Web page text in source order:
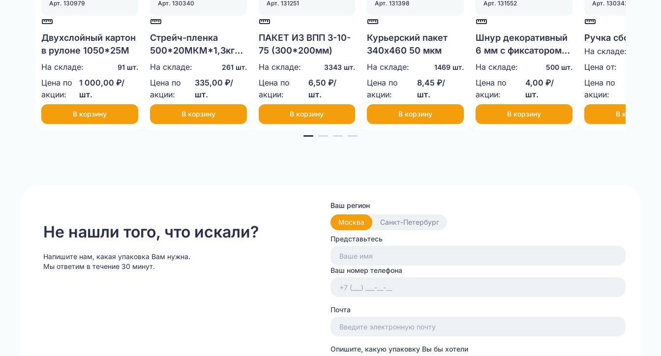
Арт. 130979
Двухслойный картон
в рулоне 1050*25М
На складе: 91 шт.
Цена по
акции:
1 000,00 ₽/
шт.
В корзину
Арт. 130340
Стрейч-пленка
500*20МКМ*1,3кг
НЕТТО
На складе: 261 шт.
Цена по
акции:
335,00 ₽/
шт.
В корзину
Арт. 131251
ПАКЕТ ИЗ ВПП 3-10-
75 (300*200мм)
На складе: 3343 шт.
Цена по
акции:
6,50 ₽/
шт.
В корзину
Арт. 131398
Курьерский пакет
340х460 50 мкм
На складе: 1469 шт.
Цена по
акции:
8,45 ₽/
шт.
В корзину
Арт. 131552
Шнур декоративный
6 мм с фиксатором
35 см
На складе: 500 шт.
Цена по
акции:
4,00 ₽/
шт.
В корзину
Арт. 130342
Ручка сборная
пластиковая
На складе:
Цена от:
Цена по
акции:
В корзину
Не нашли того, что искали?
Напишите нам, какая упаковка Вам нужна.
Мы ответим в течение 30 минут.
Ваш регион
Москва
Санкт-Петербург
Представьтесь
Ваш номер телефона
Почта
Опишите, какую упаковку Вы бы хотели